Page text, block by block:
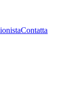
Contatta